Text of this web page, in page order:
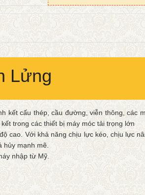
Lửng
kết cấu thép, cầu đường, viễn thông, các
trong các thiết bị máy móc tải trọng lớn
cao. Với khả năng chịu lực kéo, chịu lực
mạnh mẽ.
nhập từ Mỹ.